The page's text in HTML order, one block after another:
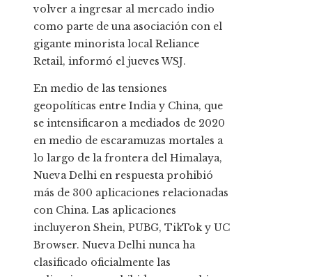
volver a ingresar al mercado indio
como parte de una asociación con el
gigante minorista local Reliance
Retail, informó el jueves WSJ.
En medio de las tensiones
geopolíticas entre India y China, que
se intensificaron a mediados de 2020
en medio de escaramuzas mortales a
lo largo de la frontera del Himalaya,
Nueva Delhi en respuesta prohibió
más de 300 aplicaciones relacionadas
con China. Las aplicaciones
incluyeron Shein, PUBG, TikTok y UC
Browser. Nueva Delhi nunca ha
clasificado oficialmente las